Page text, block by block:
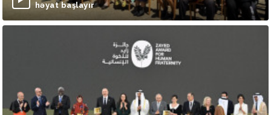
həyat başlayır